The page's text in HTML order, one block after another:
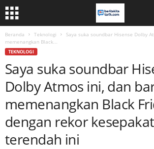
Beranda Teknologi
Saya suka soundbar Hisense Dolby
memenangkan Black...
TEKNOLOGI
Saya suka soundbar
Dolby Atmos ini, dan
memenangkan Black
dengan rekor
terendah ini